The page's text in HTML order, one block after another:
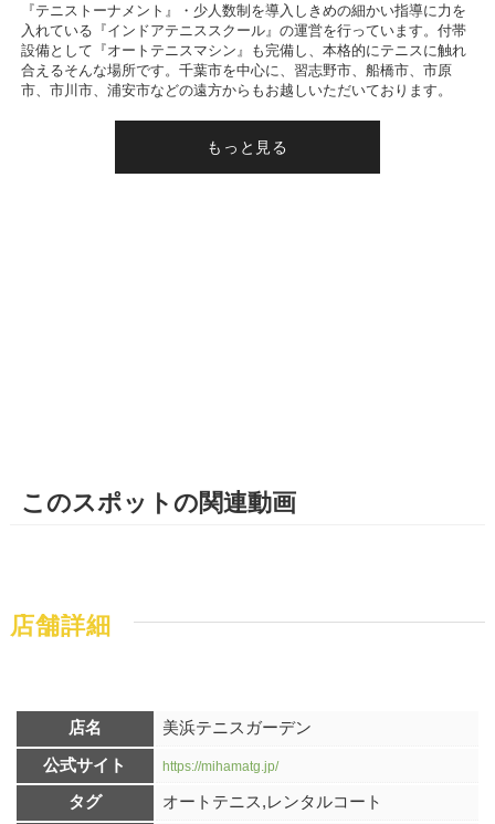
『テニストーナメント』・少人数制を導入しきめの細かい指導に力を
入れている『インドアテニススクール』の運営を行っています。付帯
設備として『オートテニスマシン』も完備し、本格的にテニスに触れ
合えるそんな場所です。千葉市を中心に、習志野市、船橋市、市原
市、市川市、浦安市などの遠方からもお越しいただいております。
このスポットの関連動画
店舗詳細
店名
美浜テニスガーデン
公式サイト
https://mihamatg.jp/
タグ
オートテニス,レンタルコート